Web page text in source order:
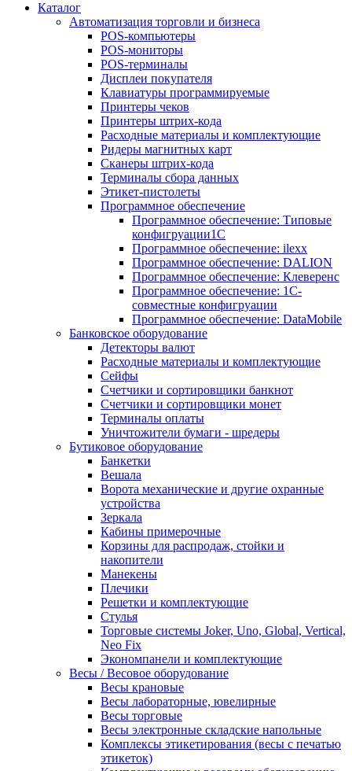
Каталог
Автоматизация торговли и бизнеса
POS-компьютеры
POS-мониторы
POS-терминалы
Дисплеи покупателя
Клавиатуры программируемые
Принтеры чеков
Принтеры штрих-кода
Расходные материалы и комплектующие
Ридеры магнитных карт
Сканеры штрих-кода
Терминалы сбора данных
Этикет-пистолеты
Программное обеспечение
Программное обеспечение: Типовые
конфигруации1С
Программное обеспечение: ilexx
Программное обеспечение: DALION
Программное обеспечение: Клеверенс
Программное обеспечение: 1С-
совместные конфигруации
Программное обеспечение: DataMobile
Банковское оборудование
Детекторы валют
Расходные материалы и комплектующие
Сейфы
Счетчики и сортировщики банкнот
Счетчики и сортировщики монет
Терминалы оплаты
Уничтожители бумаги - шредеры
Бутиковое оборудование
Банкетки
Вешала
Ворота механические и другие охранные
устройства
Зеркала
Кабины примерочные
Корзины для распродаж, стойки и
накопители
Манекены
Плечики
Решетки и комплектующие
Стулья
Торговые системы Joker, Uno, Global, Vertical,
Neo Fix
Экономпанели и комплектующие
Весы / Весовое оборудование
Весы крановые
Весы лабораторные, ювелирные
Весы торговые
Весы электронные складские напольные
Комплексы этикетирования (весы с печатью
этикеток)